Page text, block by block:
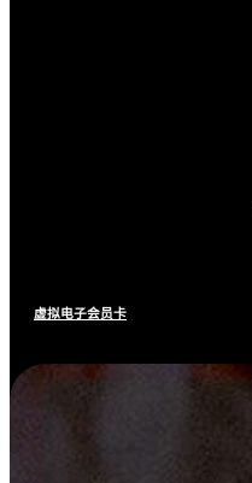
虚拟电子会员卡